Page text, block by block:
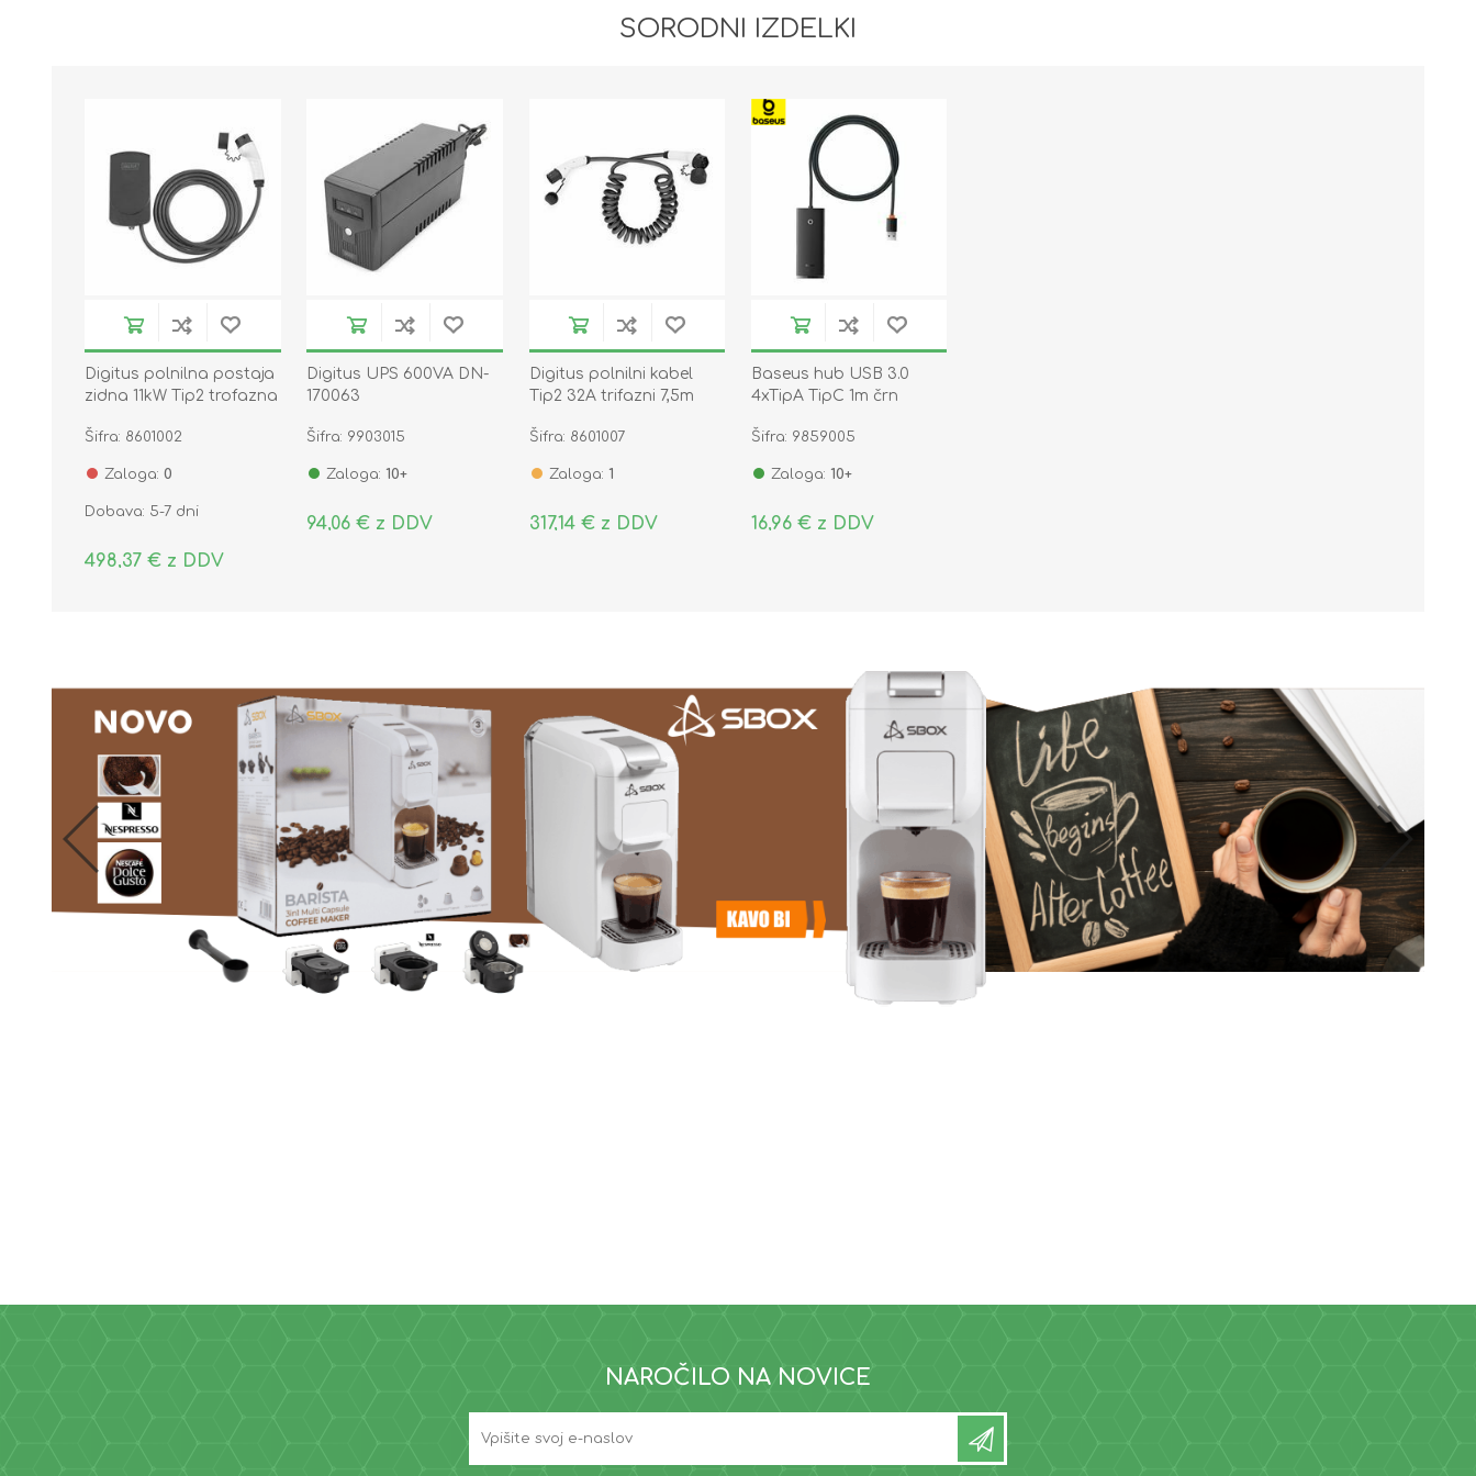
SORODNI IZDELKI
Digitus polnilna postaja
zidna 11kW Tip2 trofazna
Šifra: 8601002
Zaloga: 0
Dobava: 5-7 dni
498,37 € z DDV
Digitus UPS 600VA DN-
170063
Šifra: 9903015
Zaloga: 10+
94,06 € z DDV
Digitus polnilni kabel
Tip2 32A trifazni 7,5m
Šifra: 8601007
Zaloga: 1
317,14 € z DDV
Baseus hub USB 3.0
4xTipA TipC 1m črn
Šifra: 9859005
Zaloga: 10+
16,96 € z DDV
NAROČILO NA NOVICE